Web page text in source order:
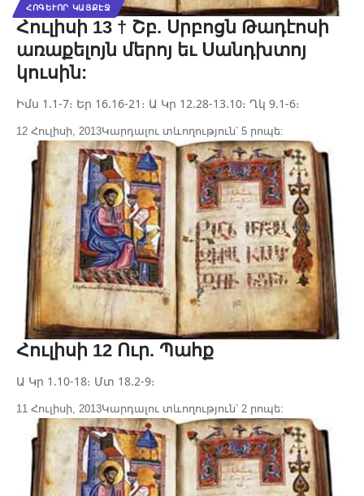
ՀՈԳԵՒՈՐ ԿԱՅՔԷՋ
Հուլիսի 13 † Շբ. Սրբոցն Թադէոսի
առաքելոյն մերոյ եւ Սանդխտոյ
կուսին:
Իմս 1.1-7։ Եր 16.16-21։ Ա Կր 12.28-13.10։ Ղկ 9.1-6։
12 Հուլիսի, 2013Կարդալու տևողություն՝ 5 րոպե:
Հուլիսի 12 Ուր. Պահք
Ա Կր 1.10-18։ Մտ 18.2-9։
11 Հուլիսի, 2013Կարդալու տևողություն՝ 2 րոպե: